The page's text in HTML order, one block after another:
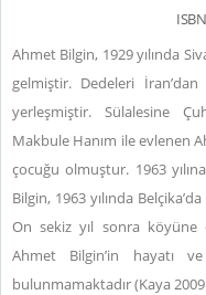
Ahmet Bilgin, 1929 yılında
gelmiştir. Dedeleri
yerleşmiştir. Sülalesine
Makbule Hanım ile evlenen
çocuğu olmuştur. 1963
Bilgin, 1963 yılında
On sekiz yıl sonra köyüne
Ahmet Bilgin’in hayatı
bulunmamaktadır (Kaya